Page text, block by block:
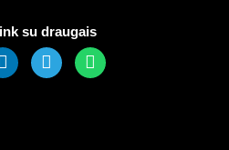
su draugais